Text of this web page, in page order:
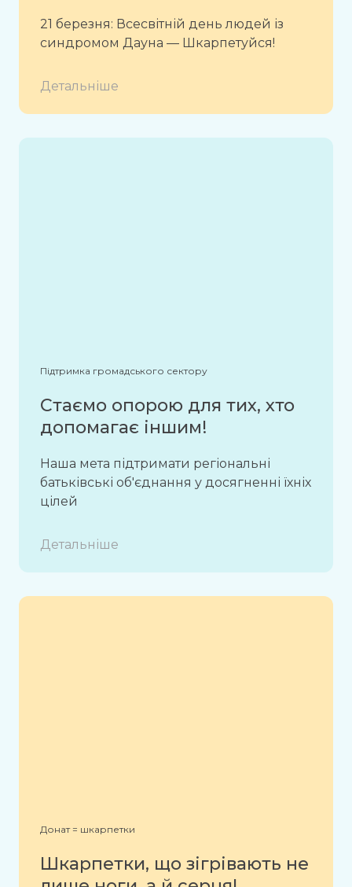
21 березня: Всесвітній день людей із
синдромом Дауна — Шкарпетуйся!
Детальніше
Підтримка громадського сектору
Стаємо опорою для тих, хто
допомагає іншим!
Наша мета підтримати регіональні
батьківські об'єднання у досягненні їхніх
цілей
Детальніше
Донат = шкарпетки
Шкарпетки, що зігрівають не